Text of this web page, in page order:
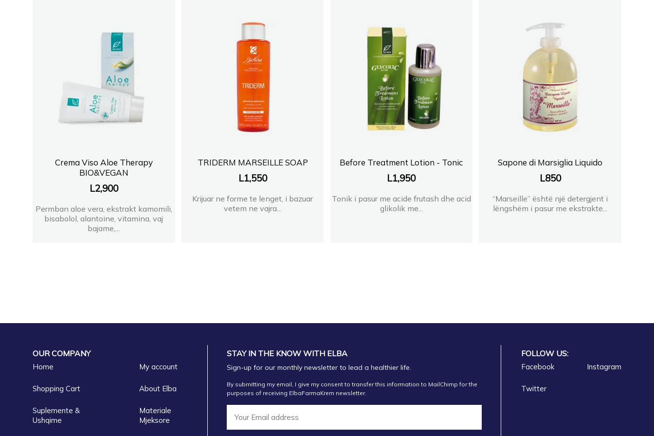
Farmaci ORANGE 002 FARMACI SHPK
Farmaci Farma Life FGT
FARMACI TEG
FARMACI DRITAJTR
Farmaci SHEHU Besarije Shehu
FARMACI URGJENCA BABAMUSTA
Farmaci Dite Nate 100
Crema Viso Aloe Therapy
BIO&VEGAN
L2,900
Permban aloe vera, ekstrakt kamomili,
bisabolol, alantoine, vitamina, vaj
bajame,...
TRIDERM MARSEILLE SOAP
L1,550
Krijuar ne forme te lenget, i bazuar
vetem ne vajra...
Before Treatment Lotion - Tonic
L1,950
Tonik i pasur me acide frutash dhe acid
glikolik me...
Sapone di Marsiglia Liquido
L850
“Marseille” është një detergjent i
lëngshëm i pasur me ekstrakte...
OUR COMPANY
Home My account
Shopping Cart About Elba
Suplemente &
Ushqime
Materiale
Mjeksore
STAY IN THE KNOW WITH ELBA
Sign-up for our monthly newsletter to lead a healthier life.
By submitting my email, I give my consent to transfer this information to MailChimp for the
purposes of receiving ElbaFarmaKrem newsletter.
FOLLOW US:
Facebook Instagram
Twitter